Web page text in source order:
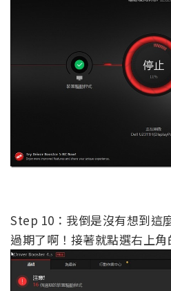
Step 10：我倒是沒有想到這
過期了啊！接著就點選右上角